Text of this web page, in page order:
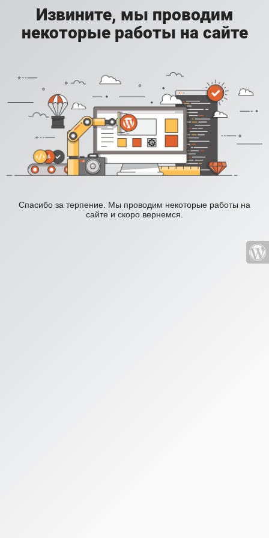
Извините, мы проводим
некоторые работы на сайте
Спасибо за терпение. Мы проводим некоторые работы на
сайте и скоро вернемся.